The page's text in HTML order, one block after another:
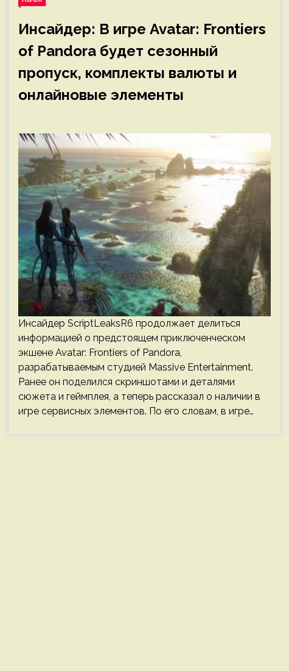
Инсайдер: В игре Avatar: Frontiers
of Pandora будет сезонный
пропуск, комплекты валюты и
онлайновые элементы
Инсайдер ScriptLeaksR6 продолжает делиться
информацией о предстоящем приключенческом
экшене Avatar: Frontiers of Pandora,
разрабатываемым студией Massive Entertainment.
Ранее он поделился скриншотами и деталями
сюжета и геймплея, а теперь рассказал о наличии в
игре сервисных элементов. По его словам, в игре…